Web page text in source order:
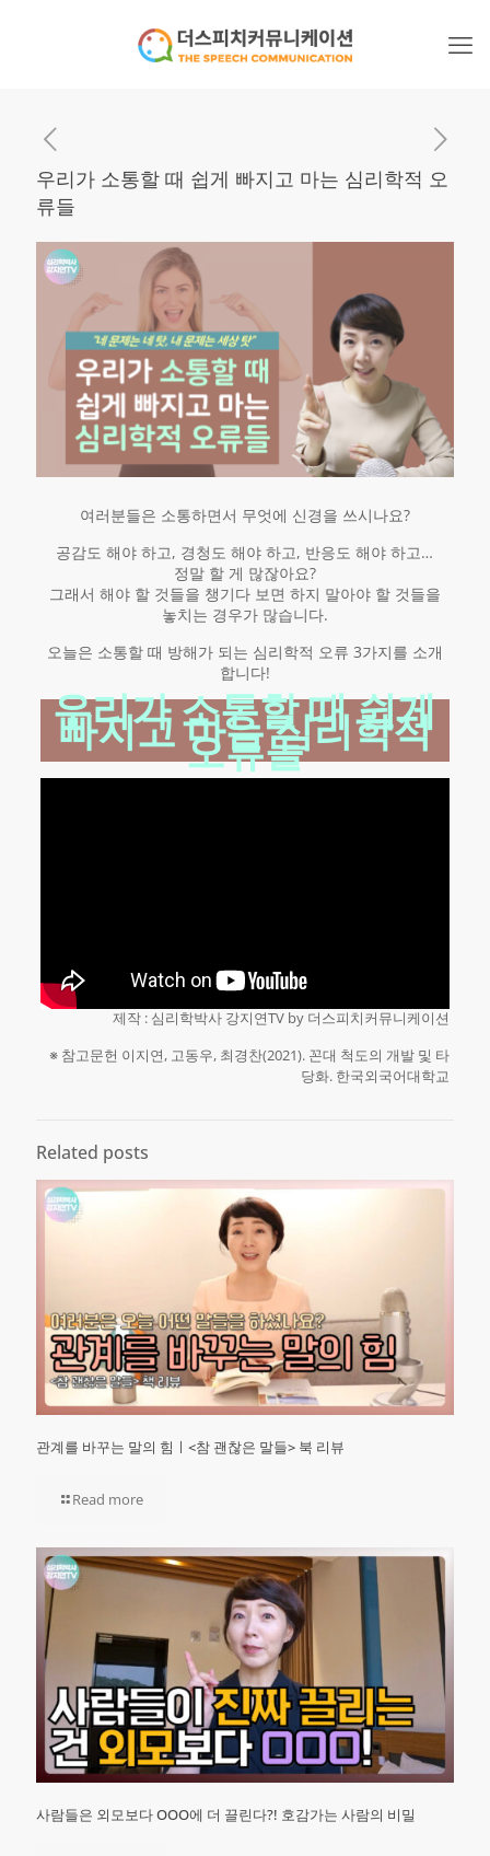
우리가 소통할 때 쉽게 빠지고 마는 심리학적 오
류들
여러분들은 소통하면서 무엇에 신경을 쓰시나요?
공감도 해야 하고, 경청도 해야 하고, 반응도 해야 하고…
정말 할 게 많잖아요?
그래서 해야 할 것들을 챙기다 보면 하지 말아야 할 것들을
놓치는 경우가 많습니다.
오늘은 소통할 때 방해가 되는 심리학적 오류 3가지를 소개
합니다!
우리가 소통할 때 쉽게
빠지고 마는 심리학적
오류들
제작 : 심리학박사 강지연TV by 더스피치커뮤니케이션
※ 참고문헌 이지연, 고동우, 최경찬(2021). 꼰대 척도의 개발 및 타
당화. 한국외국어대학교
Related posts
관계를 바꾸는 말의 힘ㅣ<참 괜찮은 말들> 북 리뷰
Read more
사람들은 외모보다 OOO에 더 끌린다?! 호감가는 사람의 비밀